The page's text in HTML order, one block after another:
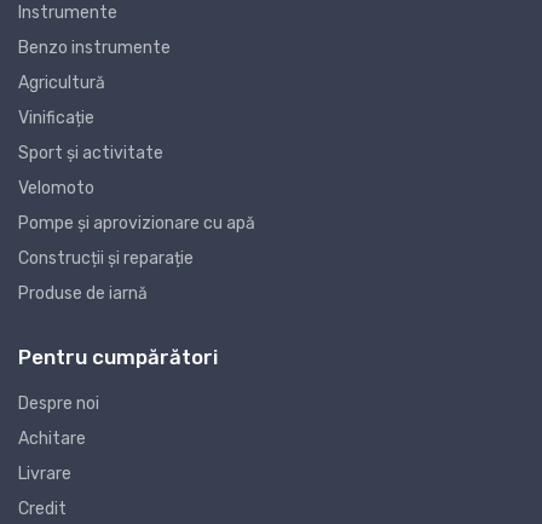
Instrumente
Benzo instrumente
Agricultură
Vinificație
Sport și activitate
Velomoto
Pompe și aprovizionare cu apă
Construcții și reparație
Produse de iarnă
Pentru cumpărători
Despre noi
Achitare
Livrare
Credit